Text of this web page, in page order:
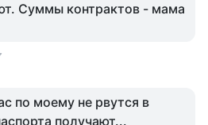
Суммы контрактов - мама
по моему не рвутся в
получают...